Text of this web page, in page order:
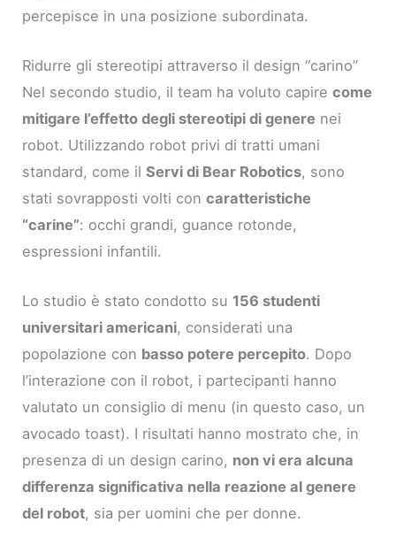
percepisce in una posizione subordinata.
Ridurre gli stereotipi attraverso il design “carino”
Nel secondo studio, il team ha voluto capirecome
mitigare l’effetto degli stereotipi di genere nei
robot. Utilizzando robot privi di tratti umani
standard, come ilServi di Bear Robotics, sono
stati sovrapposti volti concaratteristiche
“carine”: occhi grandi, guance rotonde,
espressioni infantili.
Lo studio è stato condotto su 156 studenti
universitari americani, considerati una
popolazione con basso potere percepito. Dopo
l’interazione con il robot, i partecipanti hanno
valutato un consiglio di menu (in questo caso, un
avocado toast). I risultati hanno mostrato che, in
presenza di un design carino, non vi era alcuna
differenza significativa nella reazione al genere
del robot, sia per uomini che per donne.